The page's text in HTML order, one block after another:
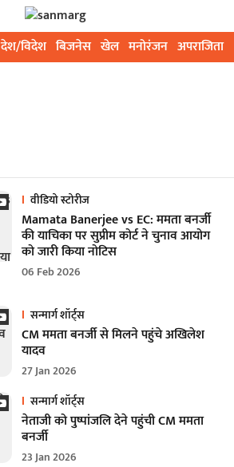
देश/विदेश बिजनेस खेल मनोरंजन अपराजिता
वीडियो स्टोरीज
Mamata Banerjee vs EC: ममता बनर्जी
की याचिका पर सुप्रीम कोर्ट ने चुनाव आयोग
को जारी किया नोटिस
06 Feb 2026
सन्मार्ग शॉर्ट्स
CM ममता बनर्जी से मिलने पहुंचे अखिलेश
यादव
27 Jan 2026
सन्मार्ग शॉर्ट्स
नेताजी को पुष्पांजलि देने पहुंची CM ममता
बनर्जी
23 Jan 2026